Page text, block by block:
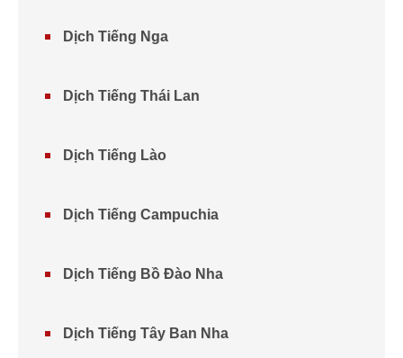
Dịch Tiếng Nga
Dịch Tiếng Thái Lan
Dịch Tiếng Lào
Dịch Tiếng Campuchia
Dịch Tiếng Bồ Đào Nha
Dịch Tiếng Tây Ban Nha